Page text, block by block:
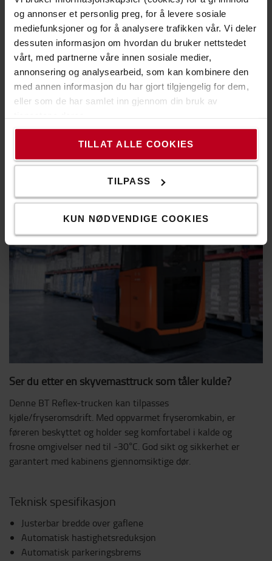
og annonser et personlig preg, for å levere sosiale
mediefunksjoner og for å analysere trafikken vår. Vi deler
dessuten informasjon om hvordan du bruker nettstedet
vårt, med partnerne våre innen sosiale medier,
annonsering og analysearbeid, som kan kombinere den
med annen informasjon du har gjort tilgjengelig for dem,
eller som de har samlet inn gjennom din bruk av
TILLAT ALLE COOKIES
TILPASS
KUN NØDVENDIGE COOKIES
God sikt i alle retninger
Det rene mast- og gaffelvogndesignet i kombinasjon med
det gjennomsiktige taket gir føreren en eksepsjonell
Ser du etter en skyvemasttruck som tåler kulde?
Denne BT Reflex-trucken kan tilpasses
kjøle/fryseromsdrift. Med oppvarmet fryseromkabin, er
føreren beskyttet og holder seg komfortabel i kalde og
frosne omgivelser ned til -30°C. God sikt og sikkerhet er
garantert med kabinens gjennomsiktige dør.
Teknisk spesifikasjon
Justerbar bredde over gaflene
Automatisk hastighetsreduksjon
Automatisk parkeringsbrems